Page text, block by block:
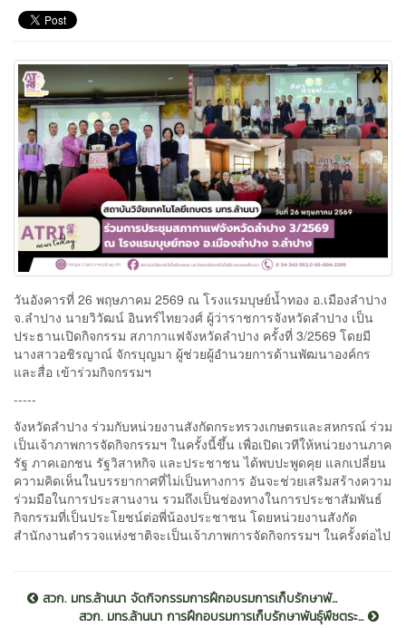
วันอังคารที่ 26 พฤษภาคม 2569 ณ โรงแรมบุษย์น้ำทอง อ.เมืองลำปาง
จ.ลำปาง นายวิวัฒน์ อินทร์ไทยวงศ์ ผู้ว่าราชการจังหวัดลำปาง เป็น
ประธานเปิดกิจกรรม สภากาแฟจังหวัดลำปาง ครั้งที่ 3/2569 โดยมี
นางสาวอชิรญาณ์ จักรบุญมา ผู้ช่วยผู้อำนวยการด้านพัฒนาองค์กร
และสื่อ เข้าร่วมกิจกรรมฯ
-----
จังหวัดลำปาง ร่วมกับหน่วยงานสังกัดกระทรวงเกษตรและสหกรณ์ ร่วม
เป็นเจ้าภาพการจัดกิจกรรมฯ ในครั้งนี้ขึ้น เพื่อเปิดเวทีให้หน่วยงานภาค
รัฐ ภาคเอกชน รัฐวิสาหกิจ และประชาชน ได้พบปะพูดคุย แลกเปลี่ยน
ความคิดเห็นในบรรยากาศที่ไม่เป็นทางการ อันจะช่วยเสริมสร้างความ
ร่วมมือในการประสานงาน รวมถึงเป็นช่องทางในการประชาสัมพันธ์
กิจกรรมที่เป็นประโยชน์ต่อพี่น้องประชาชน โดยหน่วยงานสังกัด
สำนักงานตำรวจแห่งชาติจะเป็นเจ้าภาพการจัดกิจกรรมฯ ในครั้งต่อไป
สวก. มทร.ล้านนา จัดกิจกรรมการฝึกอบรมการเก็บรักษาพั...
สวก. มทร.ล้านนา การฝึกอบรมการเก็บรักษาพันธุ์พืชตระ...